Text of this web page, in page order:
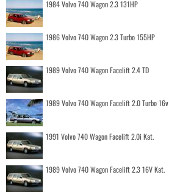
1984 Volvo 740 Wagon 2.3 131HP
1986 Volvo 740 Wagon 2.3 Turbo 155HP
1989 Volvo 740 Wagon Facelift 2.4 TD
1989 Volvo 740 Wagon Facelift 2.0 Turbo 16v
1991 Volvo 740 Wagon Facelift 2.0i Kat.
1989 Volvo 740 Wagon Facelift 2.3 16V Kat.